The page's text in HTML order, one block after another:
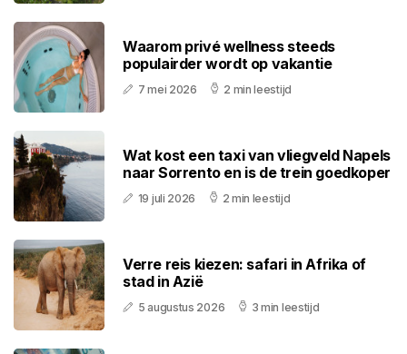
Waarom privé wellness steeds
populairder wordt op vakantie
7 mei 2026 2 min leestijd
Wat kost een taxi van vliegveld Napels
naar Sorrento en is de trein goedkoper
19 juli 2026 2 min leestijd
Verre reis kiezen: safari in Afrika of
stad in Azië
5 augustus 2026 3 min leestijd